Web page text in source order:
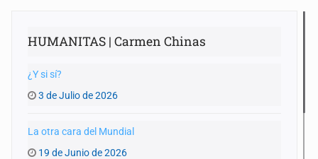
HUMANITAS | Carmen Chinas
¿Y si sí?
3 de Julio de 2026
La otra cara del Mundial
19 de Junio de 2026